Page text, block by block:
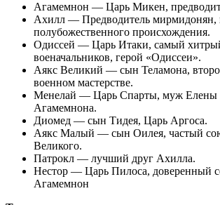
Агамемнон — Царь Микен,
Ахилл — Предводитель мирмидонян,
полубожественного происхождения.
Одиссей — Царь Итаки, самый
военачальников, герой «Одиссеи».
Аякс Великий — сын Теламона,
военном мастерстве.
Менелай — Царь Спарты, муж Елены
Агамемнона.
Диомед — сын Тидея, Царь Аргоса.
Аякс Малый — сын Оилея, частый
Великого.
Патрокл — лучший друг Ахилла.
Нестор — Царь Пилоса, доверенный
Агамемнон